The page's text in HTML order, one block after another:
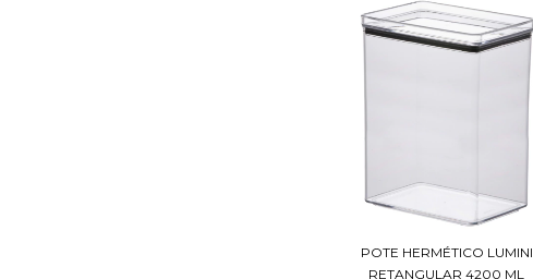
POTE HERMÉTICO LUMINI
RETANGULAR 4200 ML